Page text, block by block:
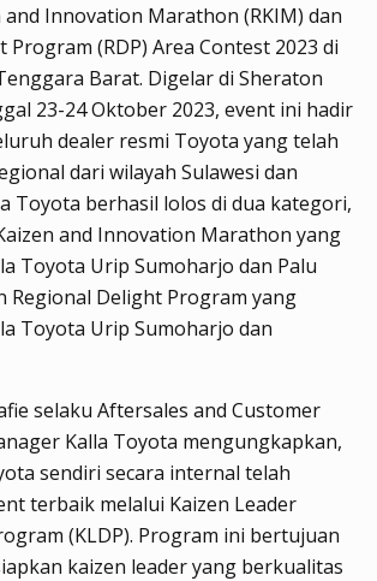
and Innovation Marathon (RKIM) dan
Program (RDP) Area Contest 2023 di
Barat. Digelar di Sheraton
23-24 Oktober 2023, event ini hadir
dealer resmi Toyota yang telah
dari wilayah Sulawesi dan
Toyota berhasil lolos di dua kategori,
and Innovation Marathon yang
Toyota Urip Sumoharjo dan Palu
Regional Delight Program yang
Toyota Urip Sumoharjo dan
selaku Aftersales and Customer
Kalla Toyota mengungkapkan,
sendiri secara internal telah
terbaik melalui Kaizen Leader
(KLDP). Program ini bertujuan
kaizen leader yang berkualitas